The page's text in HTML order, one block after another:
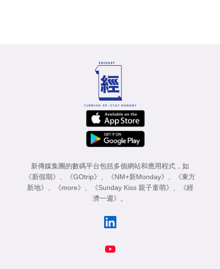
新傳媒集團的數碼平台包括多個網站和應用程式，如
《新假期》
《GOtrip》 《NM+新Monday》
《東方
新地》
《more》 《Sunday Kiss 親子童萌》
《經
濟一週》
。